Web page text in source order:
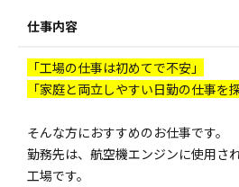
仕事内容
「工場の仕事は初めてで不安」
「家庭と両立しやすい日勤の仕事を
そんな方におすすめのお仕事です。
勤務先は、航空機エンジンに使用さ
工場です。